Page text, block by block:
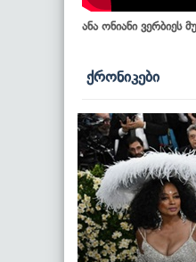
ანა ონიანი ვერბიეს
ქრონიკები